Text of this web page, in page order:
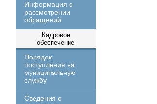
Информация о
рассмотрении
обращений
Кадровое
обеспечение
Порядок
поступления на
муниципальную
службу
Сведения о